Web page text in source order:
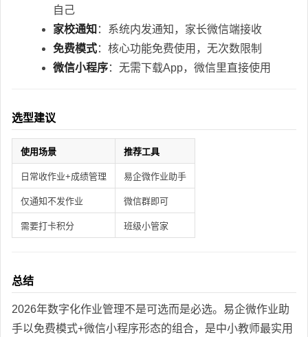
自己
家校通知 ：系统内发通知，家长微信端接收
免费模式：核心功能免费使用，无次数限制
微信小程序：无需下载App，微信里直接使用
选型建议
使用场景 推荐工具
日常收作业+成绩管理 易企微作业助手
仅通知不发作业 微信群即可
需要打卡积分 班级小管家
总结
2026年数字化作业管理不是可选而是必选。易企微作业助
手以免费模式+微信小程序形态的组合，是中小教师最实用